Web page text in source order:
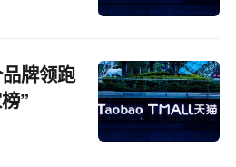
牌领跑
”